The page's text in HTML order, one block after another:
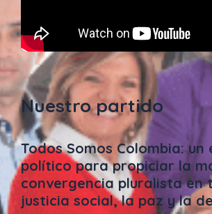
Nuestro partido
Todos Somos Colombia: un
político para propiciar la
convergencia pluralista en
justicia social, la paz y la